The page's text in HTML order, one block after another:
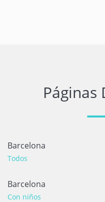
Páginas
Barcelona
Todos
Barcelona
Con niños